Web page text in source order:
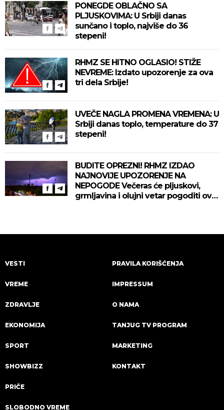
PONEGDE OBLAČNO SA
PLJUSKOVIMA: U Srbiji danas
sunčano i toplo, najviše do 36
stepeni!
RHMZ SE HITNO OGLASIO! STIŽE
NEVREME: Izdato upozorenje za ova
tri dela Srbije!
UVEČE NAGLA PROMENA VREMENA: U
Srbiji danas toplo, temperature do 37
stepeni!
BUDITE OPREZNI! RHMZ IZDAO
NAJNOVIJE UPOZORENJE NA
NEPOGODE Večeras će pljuskovi,
grmljavina i olujni vetar pogoditi ove
VESTI
VREME
ZDRAVLJE
EKONOMIJA
SPORT
SHOWBIZZ
PRIČE
SLOBODNO VREME
PRAVILA KORIŠĆENJA
IMPRESSUM
O NAMA
TANJUG TV PROGRAM
MARKETING
KONTAKT